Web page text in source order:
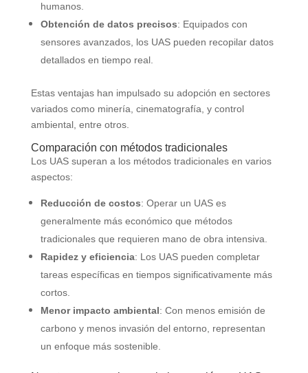
humanos.
Obtención de datos precisos: Equipados con
sensores avanzados, los UAS pueden recopilar datos
detallados en tiempo real.
Estas ventajas han impulsado su adopción en sectores
variados como minería, cinematografía, y control
ambiental, entre otros.
Comparación con métodos tradicionales
Los UAS superan a los métodos tradicionales en varios
aspectos:
Reducción de costos: Operar un UAS es
generalmente más económico que métodos
tradicionales que requieren mano de obra intensiva.
Rapidez y eficiencia: Los UAS pueden completar
tareas específicas en tiempos significativamente más
cortos.
Menor impacto ambiental: Con menos emisión de
carbono y menos invasión del entorno, representan
un enfoque más sostenible.